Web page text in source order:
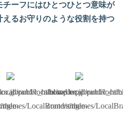
ーフにはひとつひとつ意味が
るお守りのような役割を持つ
public_html/wp/wp-
localbrand.co.jp/
themes/LocalBrand/single-
/home/localbrand/
content/themes/